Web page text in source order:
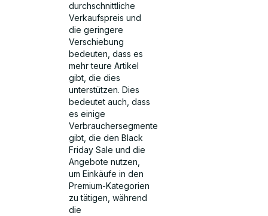
durchschnittliche
Verkaufspreis und
die geringere
Verschiebung
bedeuten, dass es
mehr teure Artikel
gibt, die dies
unterstützen. Dies
bedeutet auch, dass
es einige
Verbrauchersegmente
gibt, die den Black
Friday Sale und die
Angebote nutzen,
um Einkäufe in den
Premium-Kategorien
zu tätigen, während
die